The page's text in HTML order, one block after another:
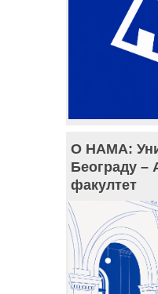
О НАМА:
Београду –
факултет